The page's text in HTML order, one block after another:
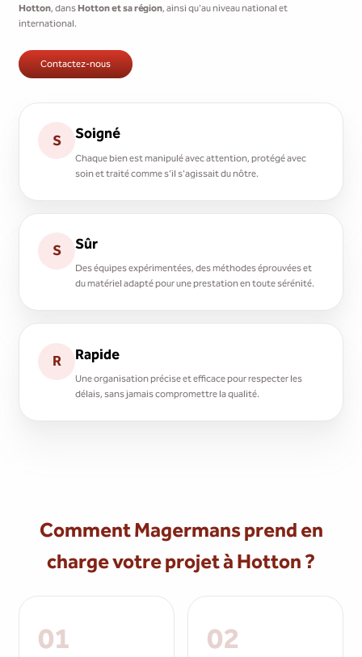
Hotton, dansHotton et sa région, ainsi qu'au niveau national et
international.
Contactez-nous
S Soigné
Chaque bien est manipulé avec attention, protégé avec
soin et traité comme s'il s'agissait du nôtre.
S Sûr
Des équipes expérimentées, des méthodes éprouvées et
du matériel adapté pour une prestation en toute sérénité.
R Rapide
Une organisation précise et efficace pour respecter les
délais, sans jamais compromettre la qualité.
Comment Magermans prend en
charge votre projet à Hotton ?
01 02